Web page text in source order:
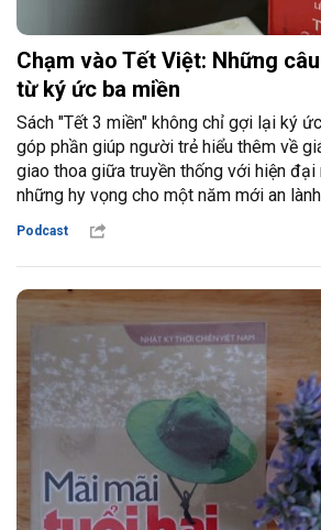
Chạm vào Tết Việt: Những
từ ký ức ba miền
Sách "Tết 3 miền" không chỉ gợi lại ký
góp phần giúp người trẻ hiểu thêm về
giao thoa giữa truyền thống với hiện đại
những hy vọng cho một năm mới an
Podcast